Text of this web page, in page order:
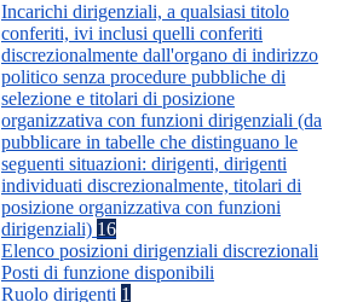
Incarichi dirigenziali, a qualsiasi titolo
conferiti, ivi inclusi quelli conferiti
discrezionalmente dall'organo di indirizzo
politico senza procedure pubbliche di
selezione e titolari di posizione
organizzativa con funzioni dirigenziali (da
pubblicare in tabelle che distinguano le
seguenti situazioni: dirigenti, dirigenti
individuati discrezionalmente, titolari di
posizione organizzativa con funzioni
dirigenziali) 16
Elenco posizioni dirigenziali discrezionali
Posti di funzione disponibili
Ruolo dirigenti 1